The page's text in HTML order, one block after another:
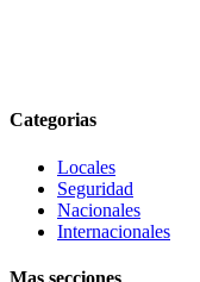
Categorias
Locales
Seguridad
Nacionales
Internacionales
Mas secciones